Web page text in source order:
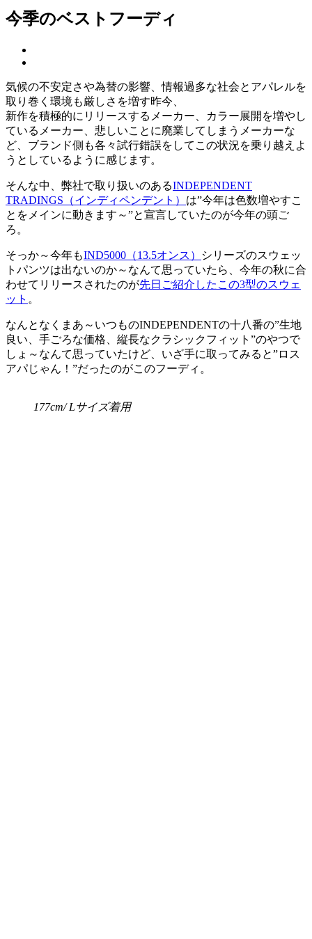
今季のベストフーディ
気候の不安定さや為替の影響、情報過多な社会とアパレルを
取り巻く環境も厳しさを増す昨今、
新作を積極的にリリースするメーカー、カラー展開を増やし
ているメーカー、悲しいことに廃業してしまうメーカーな
ど、ブランド側も各々試行錯誤をしてこの状況を乗り越えよ
うとしているように感じます。
そんな中、弊社で取り扱いのあるINDEPENDENT
TRADINGS（インディペンデント） は”今年は色数増やすこ
とをメインに動きます～”と宣言していたのが今年の頭ご
ろ。
そっか～今年もIND5000（13.5オンス）
シリーズのスウェッ
トパンツは出ないのか～なんて思っていたら、今年の秋に合
わせてリリースされたのが先日ご紹介したこの3型のスウェ
ット 。
なんとなくまあ～いつものINDEPENDENTの十八番の”生地
良い、手ごろな価格、縦長なクラシックフィット”のやつで
しょ～なんて思っていたけど、いざ手に取ってみると”ロス
アパじゃん！”だったのがこのフーディ。
177cm/ Lサイズ着用